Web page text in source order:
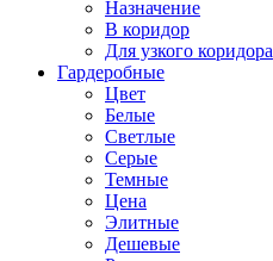
Назначение
В коридор
Для узкого коридора
Гардеробные
Цвет
Белые
Светлые
Серые
Темные
Цена
Элитные
Дешевые